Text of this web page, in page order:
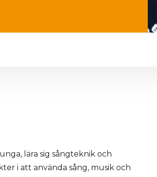
lära sig sångteknik och
i att använda sång, musik och